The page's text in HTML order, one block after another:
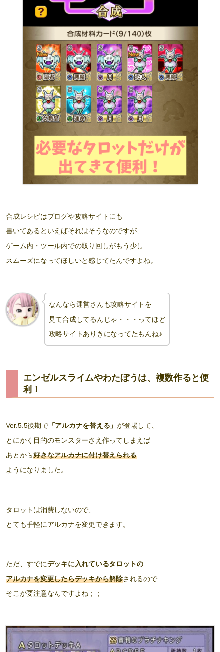
合成レシピはブログや攻略サイトにも
書いてあるといえばそれはそうなのですが、
ゲーム内・ツール内での取り回しがもう少し
スムーズになってほしいと感じてたんですよね。
なんなら運営さんも攻略サイトを
見て合成してるんじゃ・・・ってほど
攻略サイトありきになってたもんね♪
エンゼルスライムやわたぼうは、複数作ると便
利！
Ver.5.5後期で 「アルカナを替える」 が登場して、
とにかく目的のモンスターさえ作ってしまえば
あとから好きなアルカナに付け替えられる
ようになりました。
タロットは消費しないので、
とても手軽にアルカナを変更できます。
ただ、すでにデッキに入れているタロットの
アルカナを変更したらデッキから解除されるので
そこが要注意なんですよね；；